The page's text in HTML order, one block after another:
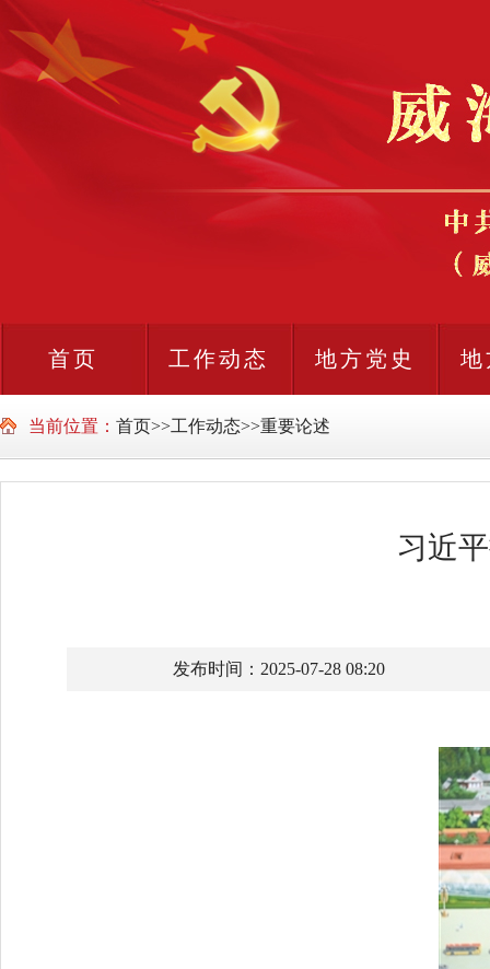
首页 工作动态 地方党史
当前位置： 首页>>工作动态>>重要论述
习近
发布时间：2025-07-28 08:20